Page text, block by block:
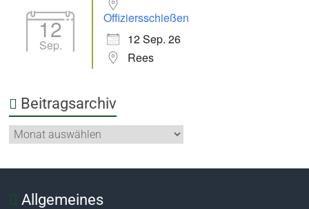
12
Sep.
Offiziersschießen
12 Sep. 26
Rees
Beitragsarchiv
Allgemeines